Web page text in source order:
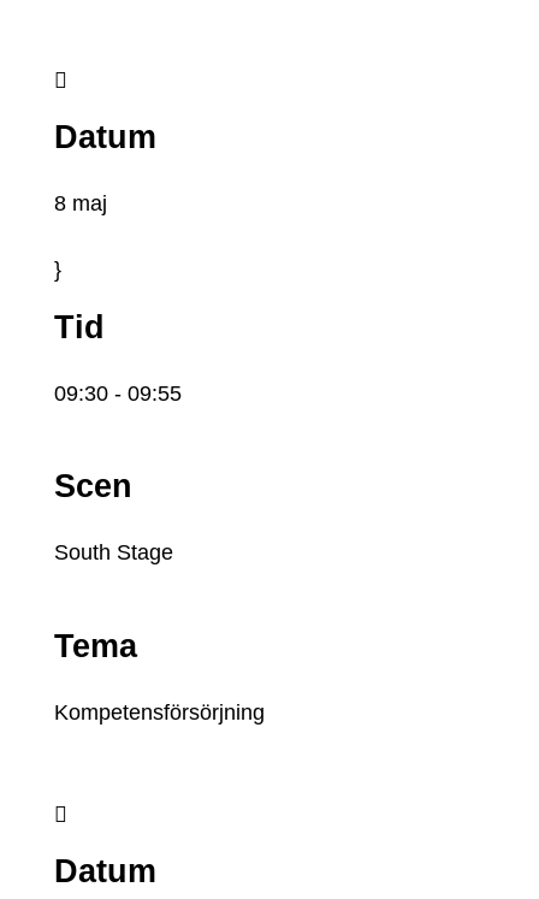

Datum
8 maj
}
Tid
09:30- 09:55
Scen
South Stage
Tema
Kompetensförsörjning

Datum